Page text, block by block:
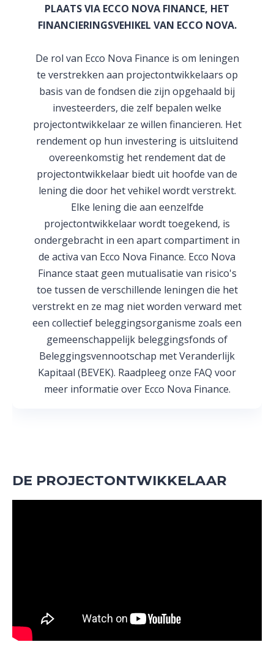
PLAATS VIA ECCO NOVA FINANCE, HET
FINANCIERINGSVEHIKEL VAN ECCO NOVA.
De rol van Ecco Nova Finance is om leningen
te verstrekken aan projectontwikkelaars op
basis van de fondsen die zijn opgehaald bij
investeerders, die zelf bepalen welke
projectontwikkelaar ze willen financieren. Het
rendement op hun investering is uitsluitend
overeenkomstig het rendement dat de
projectontwikkelaar biedt uit hoofde van de
lening die door het vehikel wordt verstrekt.
Elke lening die aan eenzelfde
projectontwikkelaar wordt toegekend, is
ondergebracht in een apart compartiment in
de activa van Ecco Nova Finance. Ecco Nova
Finance staat geen mutualisatie van risico's
toe tussen de verschillende leningen die het
verstrekt en ze mag niet worden verward met
een collectief beleggingsorganisme zoals een
gemeenschappelijk beleggingsfonds of
Beleggingsvennootschap met Veranderlijk
Kapitaal (BEVEK). Raadpleeg onze FAQ voor
meer informatie over Ecco Nova Finance.
DE PROJECTONTWIKKELAAR